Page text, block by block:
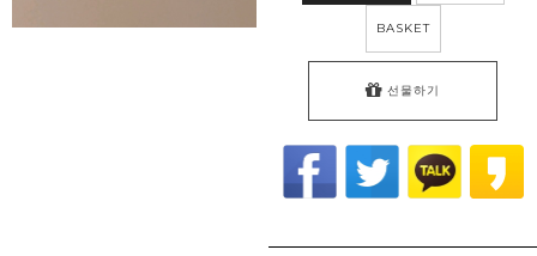
BASKET
선물하기